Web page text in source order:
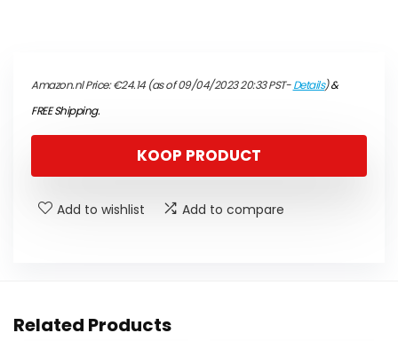
Amazon.nl Price:€24.14(as of 09/04/2023 20:33 PST-Details)&
FREE Shipping.
KOOP PRODUCT
Add to wishlist Add to compare
Related Products